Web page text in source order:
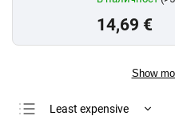
14,69 €
Show
Least expensive